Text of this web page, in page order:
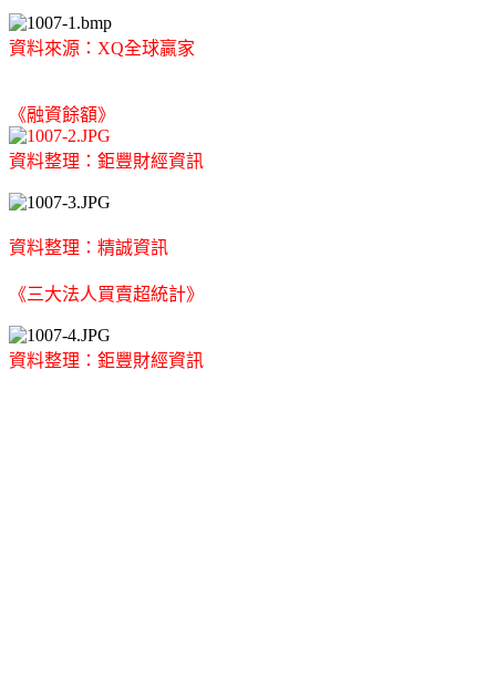
資料來源：XQ全球贏家
《融資餘額》
資料整理：鉅豐財經資訊
資料整理：精誠資訊
《三大法人買賣超統計》
資料整理：鉅豐財經資訊